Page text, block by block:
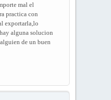
mal el
practica con
exportarla,lo
alguna solucion
de un buen